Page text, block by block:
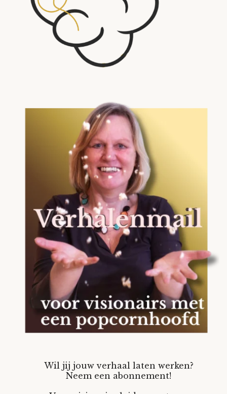
Wil jij jouw verhaal laten werken?
Neem een abonnement!